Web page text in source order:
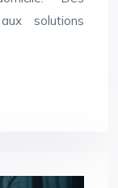
solutions